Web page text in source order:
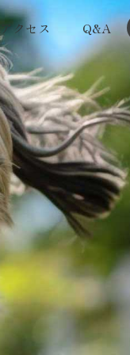
アクセス Q&A